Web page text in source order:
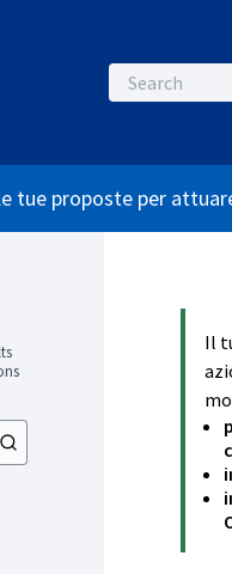
tue proposte per
Il